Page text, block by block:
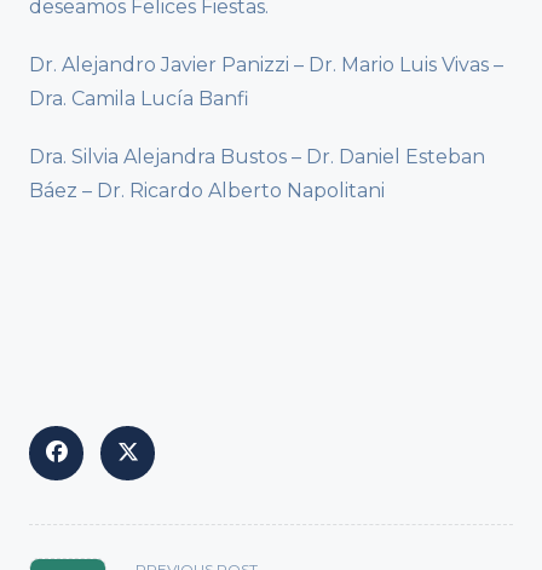
deseamos Felices Fiestas.
Dr. Alejandro Javier Panizzi – Dr. Mario Luis Vivas –
Dra. Camila Lucía Banfi
Dra. Silvia Alejandra Bustos – Dr. Daniel Esteban
Báez – Dr. Ricardo Alberto Napolitani